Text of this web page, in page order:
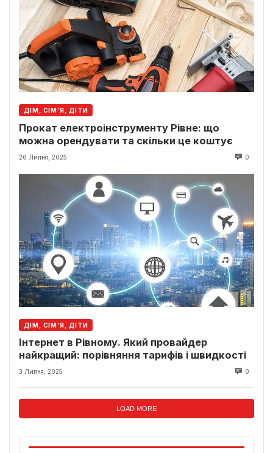
ДІМ, СІМ’Я, ДІТИ
Прокат електроінструменту Рівне: що
можна орендувати та скільки це коштує
26 Липня, 2025 0
ДІМ, СІМ’Я, ДІТИ
Інтернет в Рівному. Який провайдер
найкращий: порівняння тарифів і швидкості
3 Липня, 2025 0
LOAD MORE